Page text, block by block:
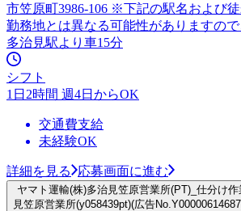
市笠原町3986-106 ※下記の駅名および
勤務地とは異なる可能性がありますので
多治見駅より車15分
シフト
1日2時間 週4日からOK
交通費支給
未経験OK
詳細を見る 応募画面に進む
ヤマト運輸(株)多治見笠原営業所(PT)_仕分け
見笠原営業所(y058439pt)(広告